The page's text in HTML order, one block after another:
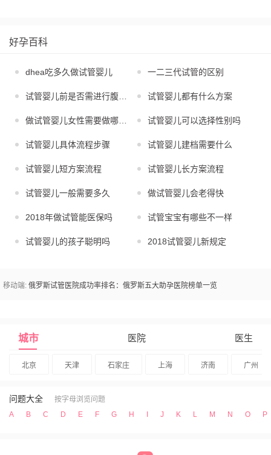
好孕百科
dhea吃多久做试管婴儿 一二三代试管的区别
试管婴儿前是否需进行腹腔镜 试管婴儿都有什么方案
做试管婴儿女性需要做哪些检查 试管婴儿可以选择性别吗
试管婴儿具体流程步骤 试管婴儿建档需要什么
试管婴儿短方案流程 试管婴儿长方案流程
试管婴儿一般需要多久 做试管婴儿会老得快
2018年做试管能医保吗 试管宝宝有哪些不一样
试管婴儿的孩子聪明吗 2018试管婴儿新规定
移动端: 俄罗斯试管医院成功率排名：俄罗斯五大助孕医院榜单一览
城市 医院 医生
北京 天津 石家庄 上海 济南 广州
问题大全
按字母浏览问题
A
B C D E F G H J K L M N O P